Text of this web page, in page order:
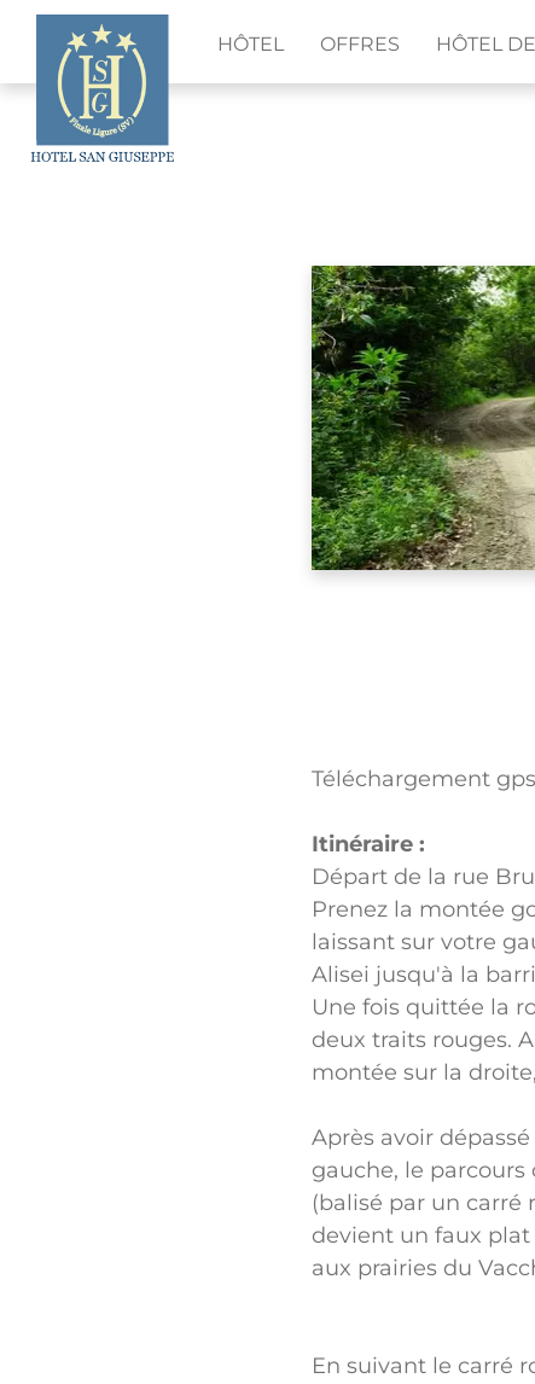
HÔTEL OFFRES HÔTEL
Téléchargement gps
Itinéraire :
Départ de la rue
Prenez la montée
laissant sur votre
Alisei jusqu'à la
Une fois quittée la
deux traits rouges.
montée sur la
Après avoir
gauche, le
(balisé par un carré
devient un faux
aux prairies du
En suivant le carré